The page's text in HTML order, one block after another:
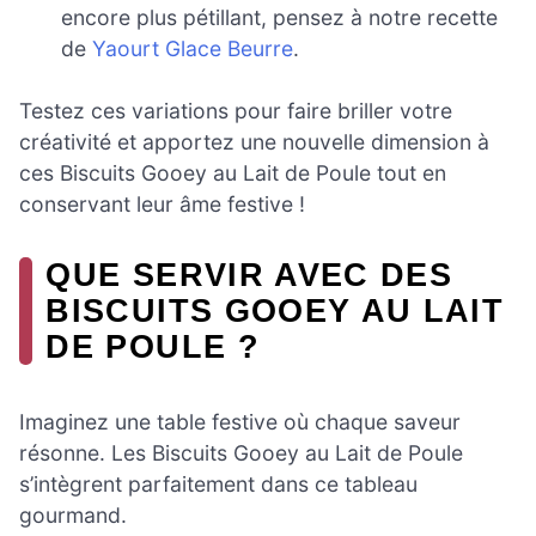
encore plus pétillant, pensez à notre recette
deYaourt Glace Beurre.
Testez ces variations pour faire briller votre
créativité et apportez une nouvelle dimension à
ces Biscuits Gooey au Lait de Poule tout en
conservant leur âme festive !
QUE SERVIR AVEC DES
BISCUITS GOOEY AU LAIT
DE POULE ?
Imaginez une table festive où chaque saveur
résonne. Les Biscuits Gooey au Lait de Poule
s’intègrent parfaitement dans ce tableau
gourmand.